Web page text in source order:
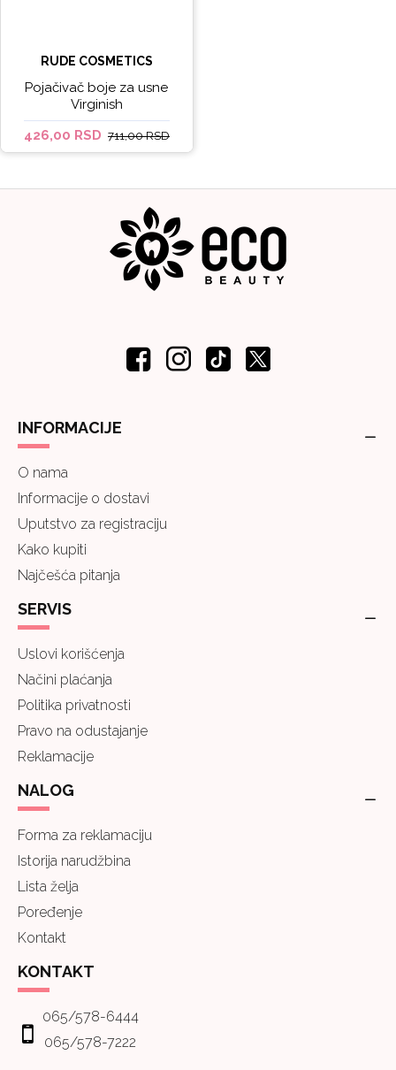
RUDE COSMETICS
Pojačivač boje za usne
Virginish
426,00 RSD 711,00 RSD
INFORMACIJE
O nama
Informacije o dostavi
Uputstvo za registraciju
Kako kupiti
Najčešća pitanja
SERVIS
Uslovi korišćenja
Načini plaćanja
Politika privatnosti
Pravo na odustajanje
Reklamacije
NALOG
Forma za reklamaciju
Istorija narudžbina
Lista želja
Poređenje
Kontakt
KONTAKT
065/578-6444
065/578-7222